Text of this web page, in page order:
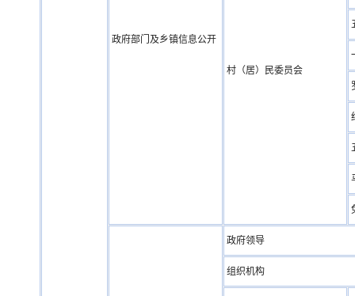
政府部门及乡镇信息公开
村（居）民委员会
政府领导
组织机构